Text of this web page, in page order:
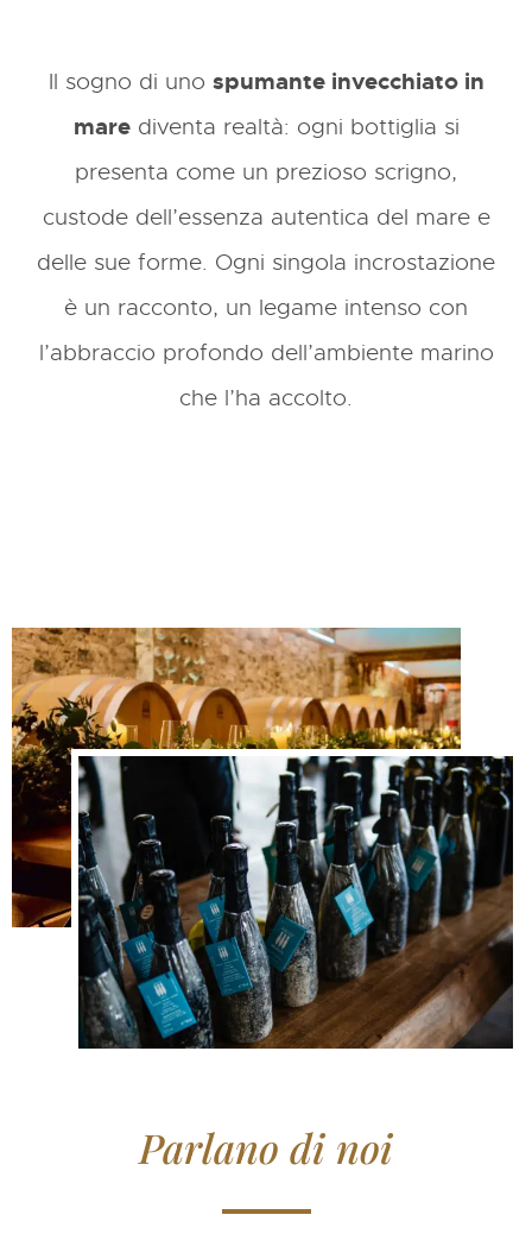
Il sogno di uno spumante invecchiato in
marediventa realtà: ogni bottiglia si
presenta come un prezioso scrigno,
custode dell’essenza autentica del mare e
delle sue forme. Ogni singola incrostazione
è un racconto, un legame intenso con
l’abbraccio profondo dell’ambiente marino
che l’ha accolto.
Parlano di noi